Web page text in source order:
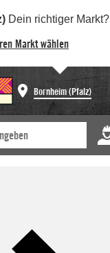
Dein richtiger Markt?
Markt wählen
Bornheim (Pfalz)